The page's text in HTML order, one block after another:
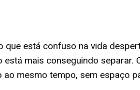
que está confuso na vida
mais conseguindo separar.
mesmo tempo, sem espaço